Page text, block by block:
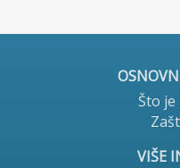
Što je
VIŠE